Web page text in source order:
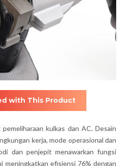
with This Product
kulkas dan AC. Desain
kerja, mode operasional dan
dan penjepit menawarkan fungsi
meningkatkan efisiensi 76% dengan